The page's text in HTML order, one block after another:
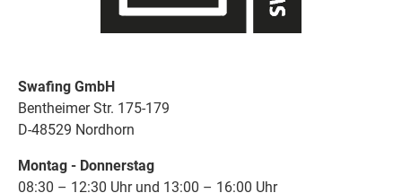
Swafing GmbH
Bentheimer Str. 175-179
D-48529 Nordhorn
Montag - Donnerstag
08:30 – 12:30 Uhr und 13:00 – 16:00 Uhr